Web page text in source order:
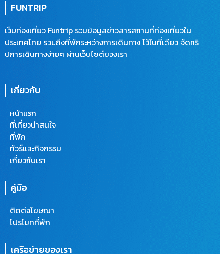
FUNTRIP
เว็บท่องเที่ยว Funtrip รวมข้อมูลข่าวสารสถานที่ท่องเที่ยวใน
ประเทศไทย รวมถึงที่พักระหว่างการเดินทาง ไว้ในที่เดียว จัดทริ
ปการเดินทางง่ายๆ ผ่านเว็บไซต์ของเรา
เกี่ยวกับ
หน้าแรก
ที่เที่ยวน่าสนใจ
ที่พัก
ทัวร์และกิจกรรม
เกี่ยวกับเรา
คู่มือ
ติดต่อโฆษณา
โปรโมทที่พัก
เครือข่ายของเรา